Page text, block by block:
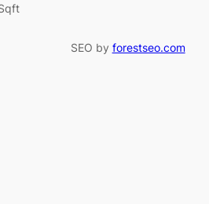
SEO by forestseo.com